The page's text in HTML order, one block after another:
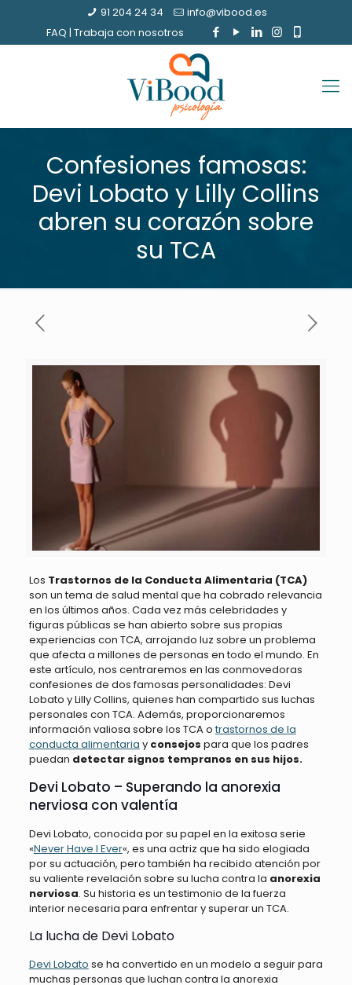
91 204 24 34
info@vibood.es
FAQ | Trabaja con nosotros
Confesiones famosas:
Devi Lobato y Lilly Collins
abren su corazón sobre
su TCA
Los Trastornos de la Conducta Alimentaria (TCA)
son un tema de salud mental que ha cobrado relevancia
en los últimos años. Cada vez más celebridades y
figuras públicas se han abierto sobre sus propias
experiencias con TCA, arrojando luz sobre un problema
que afecta a millones de personas en todo el mundo. En
este artículo, nos centraremos en las conmovedoras
confesiones de dos famosas personalidades: Devi
Lobato y Lilly Collins, quienes han compartido sus luchas
personales con TCA. Además, proporcionaremos
información valiosa sobre los TCA otrastornos de la
conducta alimentaria y consejos para que los padres
puedan detectar signos tempranos en sus hijos.
Devi Lobato – Superando la anorexia
nerviosa con valentía
Devi Lobato, conocida por su papel en la exitosa serie
«Never Have I Ever«, es una actriz que ha sido elogiada
por su actuación, pero también ha recibido atención por
su valiente revelación sobre su lucha contra la anorexia
nerviosa. Su historia es un testimonio de la fuerza
interior necesaria para enfrentar y superar un TCA.
La lucha de Devi Lobato
Devi Lobato se ha convertido en un modelo a seguir para
muchas personas que luchan contra la anorexia